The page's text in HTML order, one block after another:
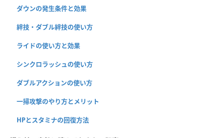
ダウンの発生条件と効果
絆技・ダブル絆技の使い方
ライドの使い方と効果
シンクロラッシュの使い方
ダブルアクションの使い方
一掃攻撃のやり方とメリット
HPとスタミナの回復方法